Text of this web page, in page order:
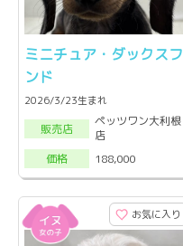
ミニチュア・ダックスフ
ンド
2026/3/23生まれ
販売店
ペッツワン大利根
店
価格
188,000
お気に入り